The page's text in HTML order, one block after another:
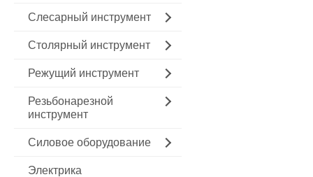
Слесарный инструмент
Столярный инструмент
Режущий инструмент
Резьбонарезной
инструмент
Силовое оборудование
Электрика